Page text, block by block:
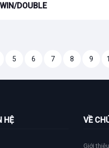
DOUBLE
5 6 7 8 9
HỆ VỀ
Giới thiệu